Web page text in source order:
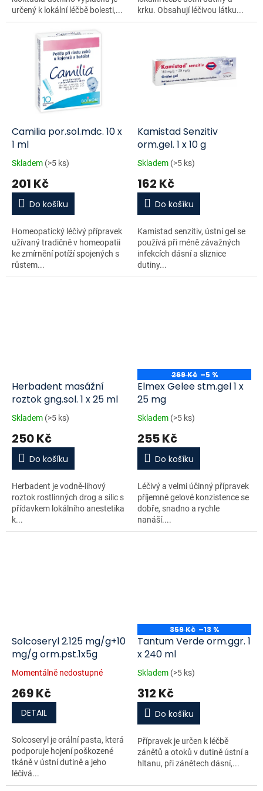
určený k lokální léčbě bolesti,...
krku. Obsahují léčivou látku...
Camilia por.sol.mdc. 10 x
1 ml
Skladem (>5 ks)
201 Kč
Do košíku
Homeopatický léčivý přípravek
užívaný tradičně v homeopatii
ke zmírnění potíží spojených s
růstem...
Kamistad Senzitiv
orm.gel. 1 x 10 g
Skladem (>5 ks)
162 Kč
Do košíku
Kamistad senzitiv, ústní gel se
používá při méně závažných
infekcích dásní a sliznice
dutiny...
Herbadent masážní
roztok gng.sol. 1 x 25 ml
Skladem (>5 ks)
250 Kč
Do košíku
Herbadent je vodně-lihový
roztok rostlinných drog a silic s
přídavkem lokálního anestetika
k...
269 Kč –5 %
Elmex Gelee stm.gel 1 x
25 mg
Skladem (>5 ks)
255 Kč
Do košíku
Léčivý a velmi účinný přípravek
příjemné gelové konzistence se
dobře, snadno a rychle
nanáší....
Solcoseryl 2.125 mg/g+10
mg/g orm.pst.1x5g
Momentálně nedostupné
269 Kč
DETAIL
Solcoseryl je orální pasta, která
podporuje hojení poškozené
tkáně v ústní dutině a jeho
léčivá...
359 Kč –13 %
Tantum Verde orm.ggr. 1
x 240 ml
Skladem (>5 ks)
312 Kč
Do košíku
Přípravek je určen k léčbě
zánětů a otoků v dutině ústní a
hltanu, při zánětech dásní,...